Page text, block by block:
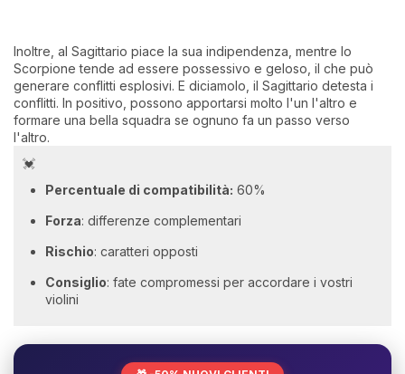
Inoltre, al Sagittario piace la sua indipendenza, mentre lo
Scorpione tende ad essere possessivo e geloso, il che può
generare conflitti esplosivi. E diciamolo, il Sagittario detesta i
conflitti. In positivo, possono apportarsi molto l'un l'altro e
formare una bella squadra se ognuno fa un passo verso
l'altro.
💓
Percentuale di compatibilità: 60%
Forza: differenze complementari
Rischio: caratteri opposti
Consiglio: fate compromessi per accordare i vostri
violini